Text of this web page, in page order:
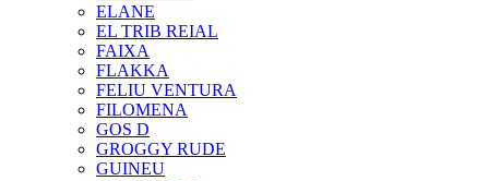
ELANE
EL TRIB REIAL
FAIXA
FLAKKA
FELIU VENTURA
FILOMENA
GOS D
GROGGY RUDE
GUINEU